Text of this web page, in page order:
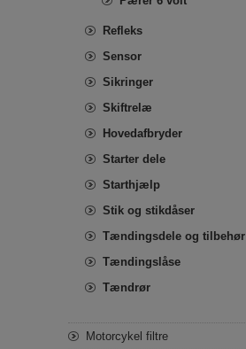
Refleks
Sensor
Sikringer
Skiftrelæ
Hovedafbryder
Starter dele
Starthjælp
Stik og stikdåser
Tændingsdele og tilbehør
Tændingslåse
Tændrør
Motorcykel filtre